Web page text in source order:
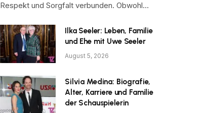
Respekt und Sorgfalt verbunden. Obwohl…
Ilka Seeler: Leben, Familie
und Ehe mit Uwe Seeler
August 5, 2026
Silvia Medina: Biografie,
Alter, Karriere und Familie
der Schauspielerin